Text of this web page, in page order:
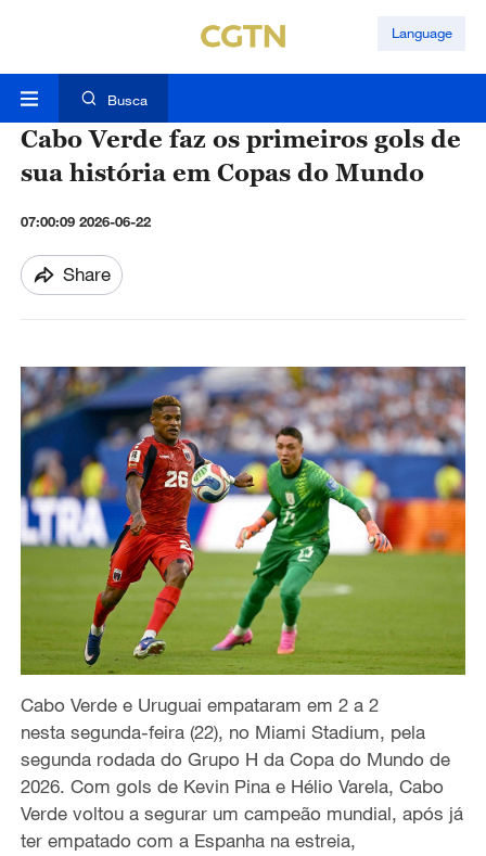
Language
Busca
Cabo Verde faz os primeiros gols de
sua história em Copas do Mundo
07:00:09 2026-06-22
Share
Cabo Verde e Uruguai empataram em 2 a 2
nesta segunda-feira(22), no Miami Stadium, pela
segunda rodada do Grupo H da Copa do Mundo de
2026. Com gols de Kevin Pina e Hélio Varela, Cabo
Verde voltou a segurar um campeão mundial, após já
ter empatado com a Espanha na estreia,